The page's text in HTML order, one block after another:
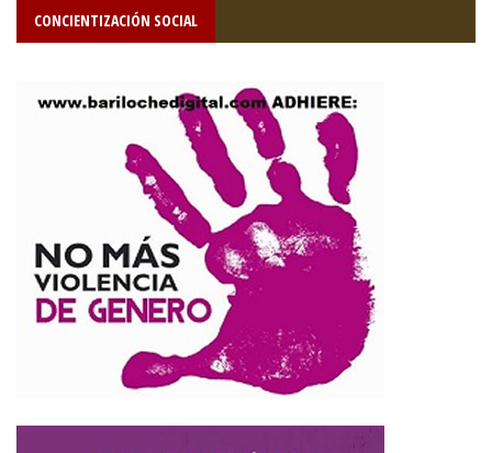
CONCIENTIZACIÓN SOCIAL